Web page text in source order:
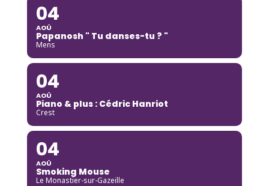
04
AOÛ
Papanosh " Tu danses-tu ? "
Mens
04
AOÛ
Piano & plus : Cédric Hanriot
Crest
04
AOÛ
Smoking Mouse
Le Monastier-sur-Gazeille